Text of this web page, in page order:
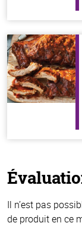
Il n’est pas
de produit en ce